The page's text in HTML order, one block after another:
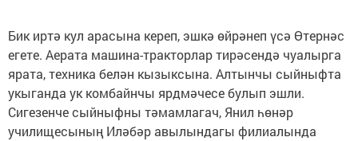
Бик иртә кул арасына кереп, эшкә өйрәнеп үсә Өтернәс
егете. Аерата машина-тракторлар тирәсендә чуалырга
ярата, техника белән кызыксына. Алтынчы сыйныфта
укыганда ук комбайнчы ярдмәчесе булып эшли.
Сигезенче сыйныфны тәмамлагач, Янил һөнәр
училищесының Иләбәр авылындагы филиалында